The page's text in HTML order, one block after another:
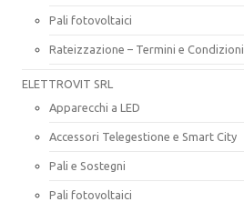
Pali fotovoltaici
Rateizzazione – Termini e Condizioni
ELETTROVIT SRL
Apparecchi a LED
Accessori Telegestione e Smart City
Pali e Sostegni
Pali fotovoltaici